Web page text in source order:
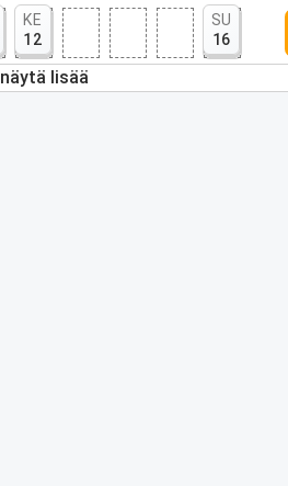
KE
12
SU
16
näytä lisää